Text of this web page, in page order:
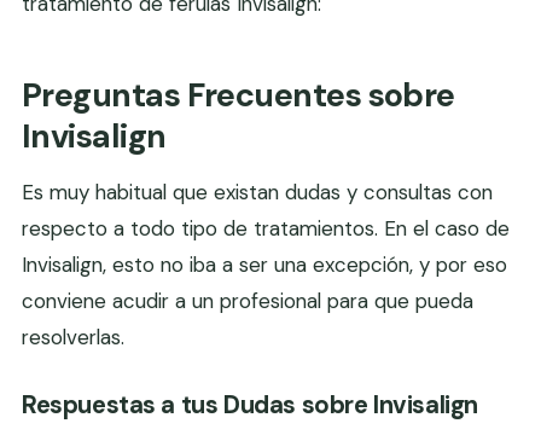
Preguntas Frecuentes sobre
Invisalign
Es muy habitual que existan dudas y consultas con
respecto a todo tipo de tratamientos. En el caso de
Invisalign, esto no iba a ser una excepción, y por eso
conviene acudir a un profesional para que pueda
resolverlas.
Respuestas a tus Dudas sobre Invisalign